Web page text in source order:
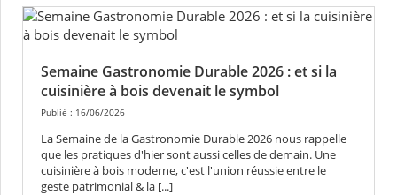
Semaine Gastronomie Durable 2026 : et si la
cuisinière à bois devenait le symbol
Publié : 16/06/2026
La Semaine de la Gastronomie Durable 2026 nous rappelle
que les pratiques d'hier sont aussi celles de demain. Une
cuisinière à bois moderne, c'est l'union réussie entre le
geste patrimonial & la [...]